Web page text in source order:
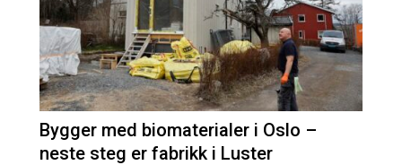
Bygger med biomaterialer i Oslo –
neste steg er fabrikk i Luster